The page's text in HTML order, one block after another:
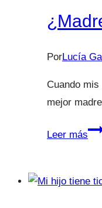
PorLucía
Cuando
mejor
Leer más